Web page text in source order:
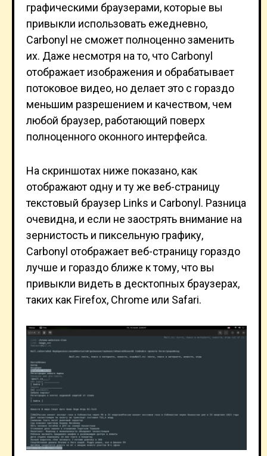
графическими браузерами, которые вы
привыкли использовать ежедневно,
Carbonyl не сможет полноценно заменить
их. Даже несмотря на то, что Carbonyl
отображает изображения и обрабатывает
потоковое видео, но делает это с гораздо
меньшим разрешением и качеством, чем
любой браузер, работающий поверх
полноценного оконного интерфейса.
На скриншотах ниже показано, как
отображают одну и ту же веб-страницу
текстовый браузер Links и Carbonyl. Разница
очевидна, и если не заострять внимание на
зернистость и пиксельную графику,
Carbonyl отображает веб-страницу гораздо
лучше и гораздо ближе к тому, что вы
привыкли видеть в десктопных браузерах,
таких как Firefox, Chrome или Safari.